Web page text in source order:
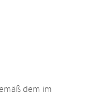
dem im